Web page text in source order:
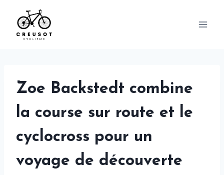
content
Zoe Backstedt combine
la course sur route et le
cyclocross pour un
voyage de découverte